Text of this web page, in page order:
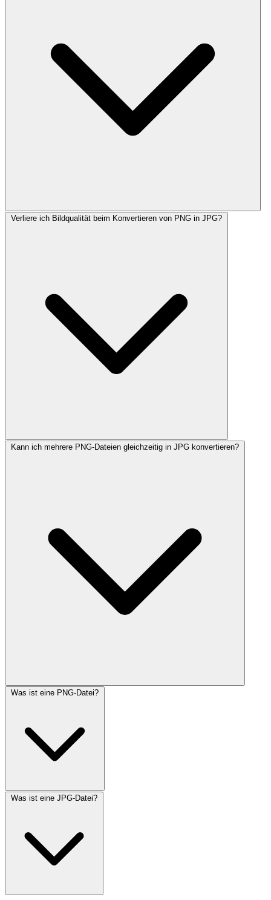
Verliere ich Bildqualität beim Konvertieren von PNG in JPG?
Kann ich mehrere PNG-Dateien gleichzeitig in JPG konvertieren?
Was ist eine PNG-Datei?
Was ist eine JPG-Datei?